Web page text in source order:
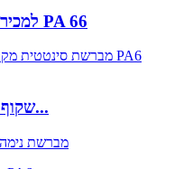
למכירה חמה נימה מברשת PA 66
כיווץ PA6 שקוף 0.5 מ"מ...